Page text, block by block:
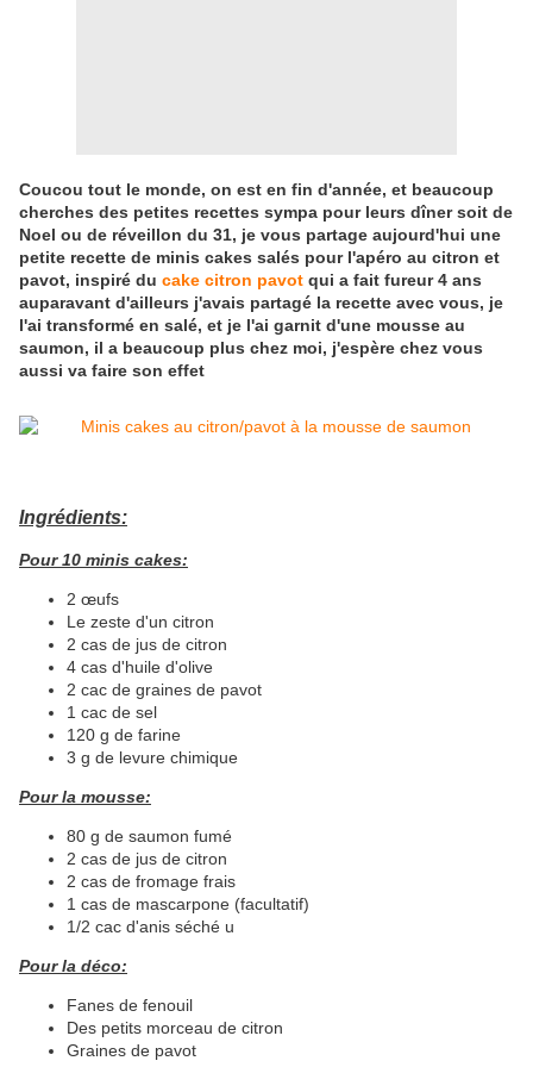
Coucou tout le monde, on est en fin d'année, et beaucoup
cherches des petites recettes sympa pour leurs dîner soit de
Noel ou de réveillon du 31, je vous partage aujourd'hui une
petite recette de minis cakes salés pour l'apéro au citron et
pavot, inspiré du cake citron pavot qui a fait fureur 4 ans
auparavant d'ailleurs j'avais partagé la recette avec vous, je
l'ai transformé en salé, et je l'ai garnit d'une mousse au
saumon, il a beaucoup plus chez moi, j'espère chez vous
aussi va faire son effet
Ingrédients:
Pour 10 minis cakes:
2 œufs
Le zeste d'un citron
2 cas de jus de citron
4 cas d'huile d'olive
2 cac de graines de pavot
1 cac de sel
120 g de farine
3 g de levure chimique
Pour la mousse:
80 g de saumon fumé
2 cas de jus de citron
2 cas de fromage frais
1 cas de mascarpone (facultatif)
1/2 cac d'anis séché u
Pour la déco:
Fanes de fenouil
Des petits morceau de citron
Graines de pavot